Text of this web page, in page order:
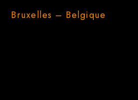
Bruxelles – Belgique